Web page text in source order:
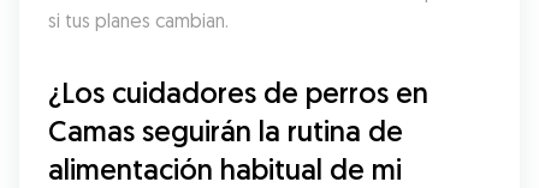
si tus planes cambian.
¿Los cuidadores de perros en
Camas seguirán la rutina de
alimentación habitual de mi